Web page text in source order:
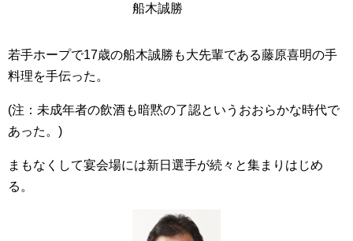
船木誠勝
若手ホープで17歳の船木誠勝も大先輩である藤原喜明の手
料理を手伝った。
(注：未成年者の飲酒も暗黙の了認というおおらかな時代で
あった。)
まもなくして宴会場には新日選手が続々と集まりはじめ
る。